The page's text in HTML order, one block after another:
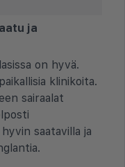
ja
on hyvä.
klinikoita.
sairaalat
saatavilla ja